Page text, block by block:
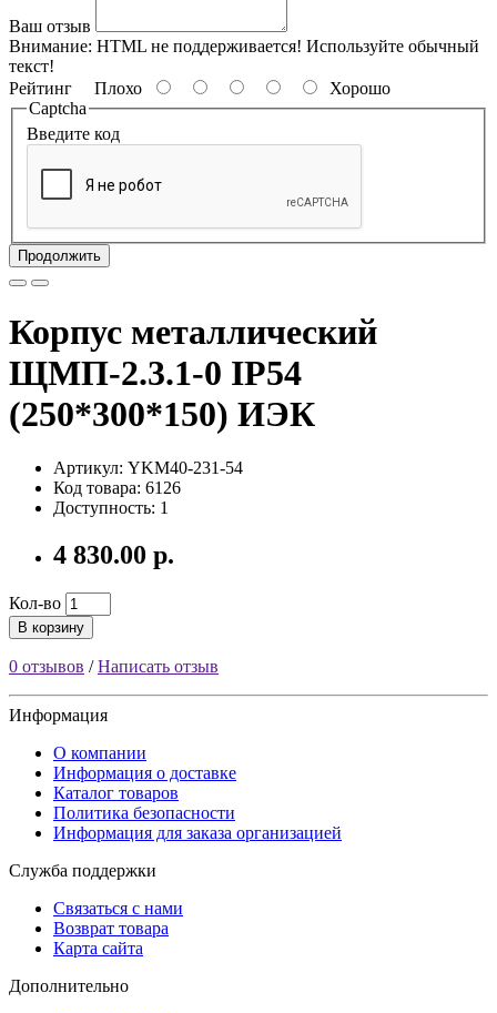
Ваш отзыв
Внимание: HTML не поддерживается! Используйте обычный
текст!
Рейтинг Плохо
Хорошо
Captcha
Введите код
Продолжить
Корпус металлический
ЩМП-2.3.1-0 IP54
(250*300*150) ИЭК
Артикул: YKM40-231-54
Код товара: 6126
Доступность: 1
4 830.00 р.
Кол-во
В корзину
0 отзывов /Написать отзыв
Информация
О компании
Информация о доставке
Каталог товаров
Политика безопасности
Информация для заказа организацией
Служба поддержки
Связаться с нами
Возврат товара
Карта сайта
Дополнительно